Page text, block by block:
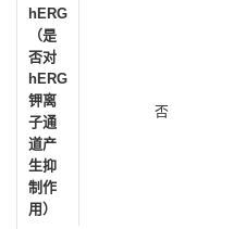
hERG
（是
否对
hERG
钾离
子通
道产
生抑
制作
用）
否